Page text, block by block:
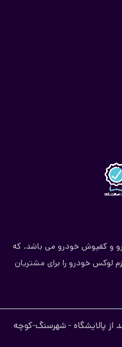
نمد کاپوت دپژو نفقش
و غبار، رطوبت و حرارت به
و کفپوش خودرو می باشد. که
لوکس خودرو را برای مشتریان
از پالایشگاه - شهرسنگ-کوچه